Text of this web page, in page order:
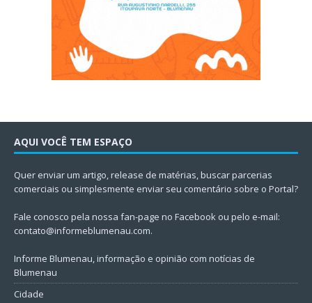
AQUI VOCÊ TEM ESPAÇO
Quer enviar um artigo, release de matérias, buscar parcerias
comerciais ou simplesmente enviar seu comentário sobre o Portal?
Fale conosco pela nossa fan-page no Facebook ou pelo e-mail:
contato@informeblumenau.com.
Informe Blumenau, informação e opinião com notícias de
Blumenau
Cidade